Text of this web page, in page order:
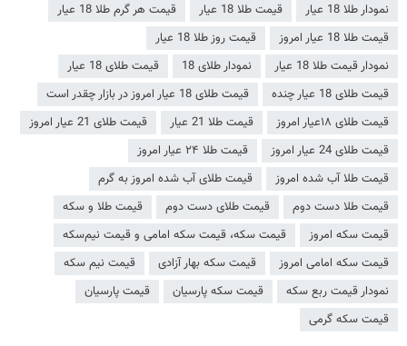
نمودار طلا 18 عیار
قیمت طلا 18 عیار
قیمت هر گرم طلا 18 عیار
قیمت طلا 18 عیار امروز
قیمت روز طلا 18 عیار
نمودار قیمت طلا 18 عیار
نمودار طلای 18
قیمت طلای 18 عیار
قیمت طلای 18 عیار چنده
قیمت طلای 18 عیار امروز در بازار چقدر است
قیمت طلای ۱۸عیار امروز
قیمت طلا 21 عیار
قیمت طلای 21 عیار امروز
قیمت طلای 24 عیار امروز
قیمت طلا ۲۴ عیار امروز
قیمت طلا آب شده امروز
قیمت طلای آب شده امروز به گرم
قیمت طلا دست دوم
قیمت طلای دست دوم
قیمت طلا و سکه
قیمت سکه امروز
قیمت سکه، قیمت سکه امامی و قیمت نیم‌سکه
قیمت سکه امامی امروز
قیمت سکه بهار آزادی
قیمت نیم سکه
نمودار قیمت ربع سکه
قیمت سکه پارسیان
قیمت پارسیان
قیمت سکه گرمی